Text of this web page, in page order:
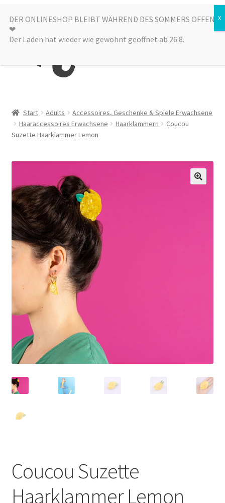
Zur
Navigation
springen
Zum
Inhalt
springen
Menü
Alle Produkte
über uns
Start Adults
Accessoires, Geschenke & Spiele Erwachsene
Haaraccessoires Erwachsene
Haarklammern
Coucou
Suzette Haarklammer Lemon
Coucou Suzette
Haarklammer Lemon
DER ONLINESHOP BLEIBT WÄHREND DES SOMMERS OFFEN
❤︎
Der Laden hat wieder wie gewohnt geöffnet ab 26.8.